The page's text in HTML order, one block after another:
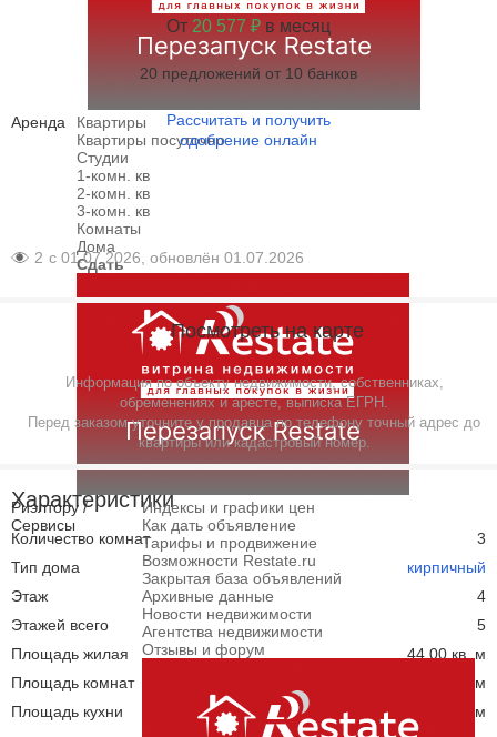
Аренда
Квартиры
Квартиры посуточно
Студии
1-комн. кв
2-комн. кв
3-комн. кв
Комнаты
Дома
Сдать
Риэлтору /
Сервисы
Индексы и графики цен
Как дать объявление
Тарифы и продвижение
Возможности Restate.ru
Закрытая база объявлений
Архивные данные
Новости недвижимости
Агентства недвижимости
Отзывы и форум
От 20 577 ₽ в месяц
20 предложений от 10 банков
Рассчитать и получить
одобрение онлайн
2 с 01.07.2026, обновлён 01.07.2026
Посмотреть на карте
Информация по объекту недвижимости, собственниках,
обременениях и аресте, выписка ЕГРН.
Перед заказом уточните у продавца по телефону точный адрес до
квартиры или кадастровый номер.
Характеристики
Количество комнат
3
Тип дома
кирпичный
Этаж
4
Этажей всего
5
Площадь жилая
44.00 кв. м
Площадь комнат
12.00 кв. м
Площадь кухни
6.00 кв. м